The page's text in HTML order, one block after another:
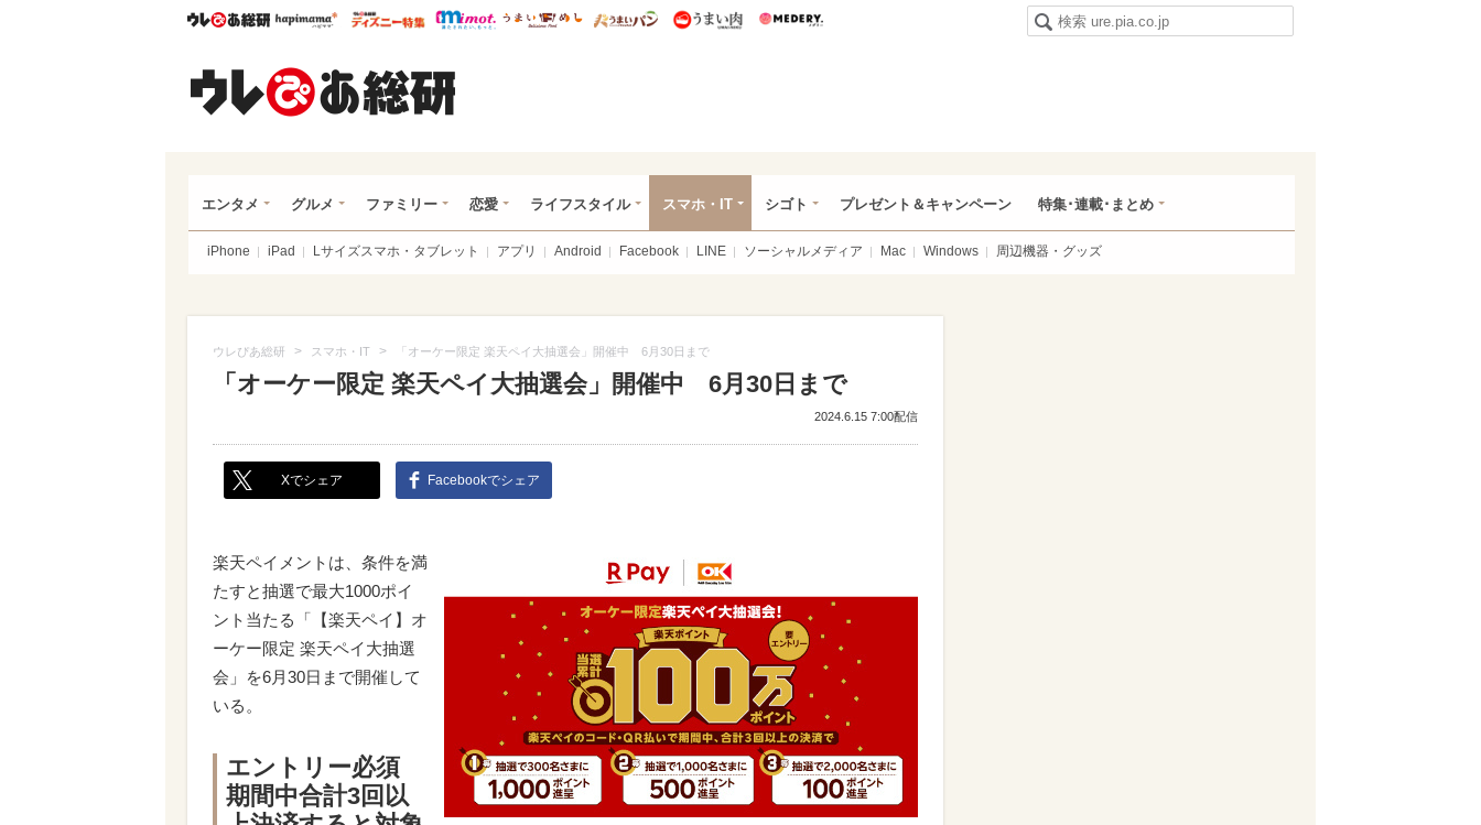
ウレぴあ総研ハピママ* ウレぴあ総研 ディズニー特集
mimot. うまいめし うまいパン うまい肉
エンタメ グルメ ファミリー 恋愛 ライフスタイル スマホ・IT シゴト プレゼント＆キャンペーン 特集･連載･まとめ
iPhone iPad Lサイズスマホ・タブレット アプリ Android Facebook LINE ソーシャルメディア Mac Windows 周辺機器・グッズ
ウレぴあ総研 > スマホ・IT > 「オーケー限定 楽天ペイ大抽選会」開催中 6月30日まで
「オーケー限定 楽天ペイ大抽選会」開催中 6月30日まで
2024.6.15 7:00配信
Xでシェア Facebookでシェア
楽天ペイメントは、条件を満
たすと抽選で最大1000ポイ
ント当たる「【楽天ペイ】オ
ーケー限定 楽天ペイ大抽選
会」を6月30日まで開催して
いる。
エントリー必須
期間中合計3回以